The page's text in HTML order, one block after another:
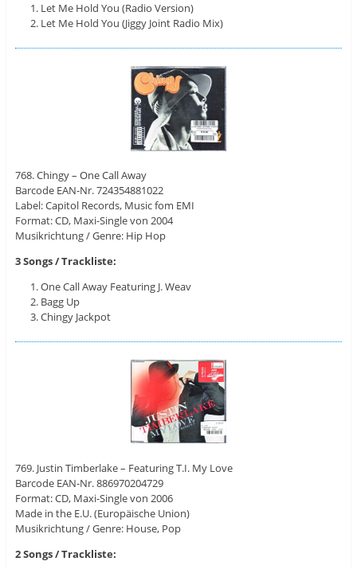
Let Me Hold You (Radio Version)
Let Me Hold You (Jiggy Joint Radio Mix)
768. Chingy – One Call Away
Barcode EAN-Nr. 724354881022
Label: Capitol Records, Music fom EMI
Format: CD, Maxi-Single von 2004
Musikrichtung / Genre: Hip Hop
3 Songs / Trackliste:
One Call Away Featuring J. Weav
Bagg Up
Chingy Jackpot
769. Justin Timberlake – Featuring T.I. My Love
Barcode EAN-Nr. 886970204729
Format: CD, Maxi-Single von 2006
Made in the E.U. (Europäische Union)
Musikrichtung / Genre: House, Pop
2 Songs / Trackliste: